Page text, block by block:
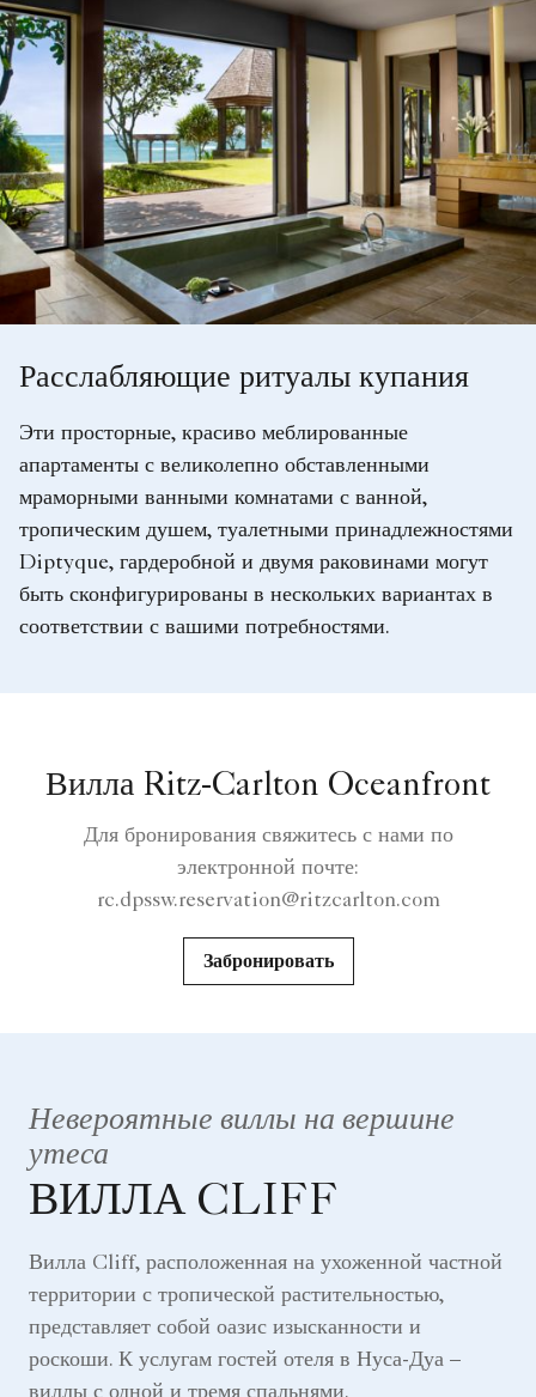
Расслабляющие ритуалы купания
Эти просторные, красиво меблированные
апартаменты с великолепно обставленными
мраморными ванными комнатами с ванной,
тропическим душем, туалетными принадлежностями
Diptyque, гардеробной и двумя раковинами могут
быть сконфигурированы в нескольких вариантах в
соответствии с вашими потребностями.
Вилла Ritz-Carlton Oceanfront
Для бронирования свяжитесь с нами по
электронной почте:
rc.dpssw.reservation@ritzcarlton.com
Забронировать
Невероятные виллы на вершине
утеса
ВИЛЛА CLIFF
Вилла Cliff, расположенная на ухоженной частной
территории с тропической растительностью,
представляет собой оазис изысканности и
роскоши. К услугам гостей отеля в Нуса-Дуа –